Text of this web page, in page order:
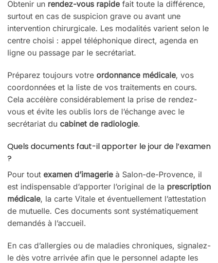
Obtenir un rendez-vous rapidefait toute la différence,
surtout en cas de suspicion grave ou avant une
intervention chirurgicale. Les modalités varient selon le
centre choisi : appel téléphonique direct, agenda en
ligne ou passage par le secrétariat.
Préparez toujours votre ordonnance médicale, vos
coordonnées et la liste de vos traitements en cours.
Cela accélère considérablement la prise de rendez-
vous et évite les oublis lors de l’échange avec le
secrétariat du cabinet de radiologie.
Quels documents faut-il apporter le jour de l’examen
?
Pour tout examen d’imagerieà Salon-de-Provence, il
est indispensable d’apporter l’original de la prescription
médicale, la carte Vitale et éventuellement l’attestation
de mutuelle. Ces documents sont systématiquement
demandés à l’accueil.
En cas d’allergies ou de maladies chroniques, signalez-
le dès votre arrivée afin que le personnel adapte les